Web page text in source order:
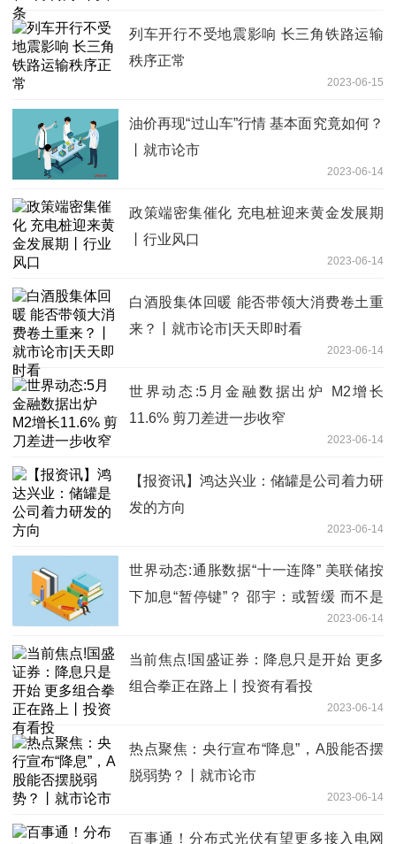
列车开行不受地震影响 长三角铁路运输
秩序正常
2023-06-15
油价再现“过山车”行情 基本面究竟如何？
丨就市论市
2023-06-14
政策端密集催化 充电桩迎来黄金发展期
丨行业风口
2023-06-14
白酒股集体回暖 能否带领大消费卷土重
来？丨就市论市|天天即时看
2023-06-14
世界动态:5月金融数据出炉 M2增长
11.6% 剪刀差进一步收窄
2023-06-14
【报资讯】鸿达兴业：储罐是公司着力研
发的方向
2023-06-14
世界动态:通胀数据“十一连降” 美联储按
下加息“暂停键”？ 邵宇：或暂缓 而不是
2023-06-14
当前焦点!国盛证券：降息只是开始 更多
组合拳正在路上丨投资有看投
2023-06-14
热点聚焦：央行宣布“降息”，A股能否摆
脱弱势？丨就市论市
2023-06-14
百事通！分布式光伏有望更多接入电网